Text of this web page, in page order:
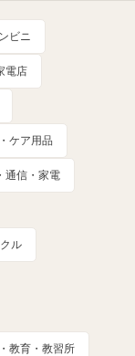
ビニ
電店
ケア用品
通信・家電
ル
教育・教習所